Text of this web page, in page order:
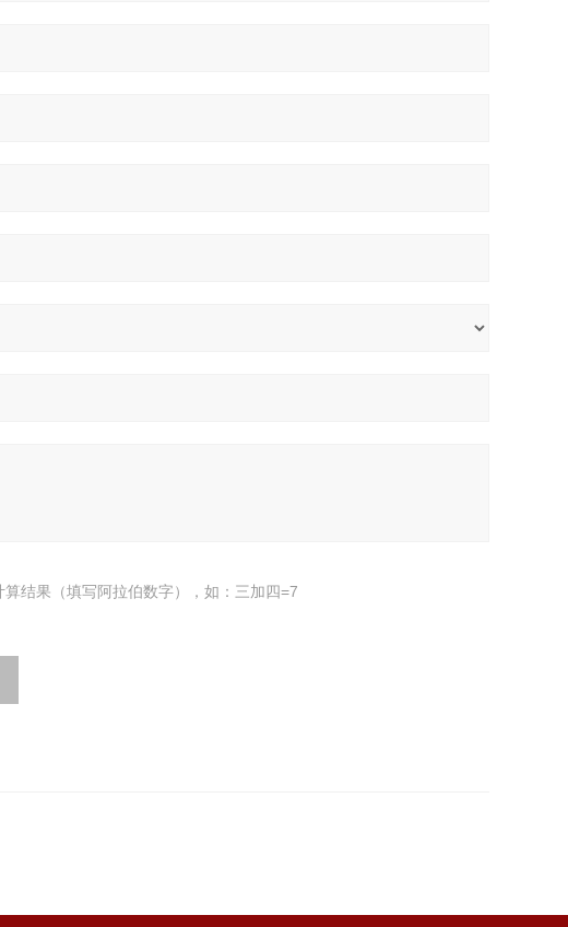
算结果（填写阿拉伯数字），如：三加四=7